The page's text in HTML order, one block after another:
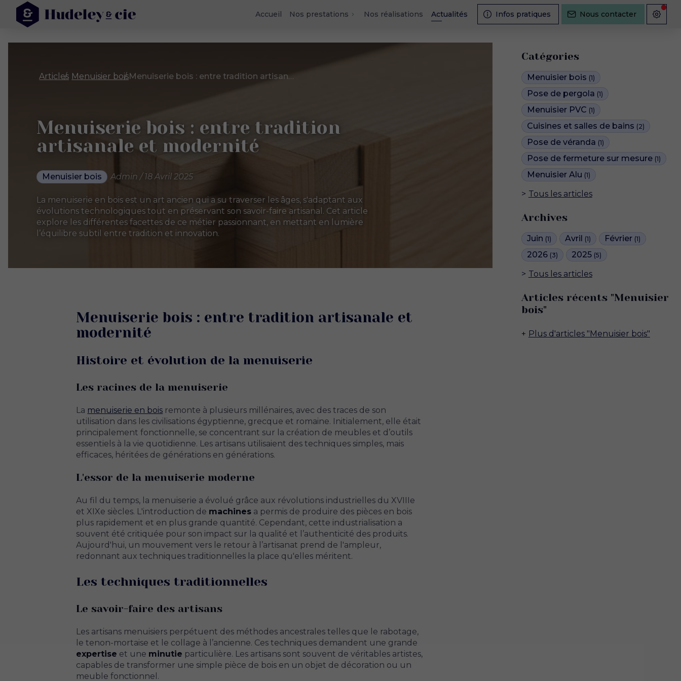
Accueil Nos prestations Nos réalisations Actualités Infos pratiques Nous contacter
Catégories
Menuisier bois (1)
Pose de pergola (1)
Menuisier PVC (1)
Cuisines et salles de bains (2)
Pose de véranda (1)
Pose de fermeture sur mesure (1)
Menuisier Alu (1)
Tous les articles
Archives
Juin (1) Avril (1) Février (1)
2026 (3) 2025 (5)
Tous les articles
Articles récents "Menuisier
bois"
Plus d'articles "Menuisier bois"
Articles Menuisier bois Menuiserie bois : entre tradition artisanale et modernité
Menuiserie bois : entre tradition
artisanale et modernité
Menuisier bois Admin / 18 Avril 2025
La menuiserie en bois est un art ancien qui a su traverser les âges, s'adaptant aux
évolutions technologiques tout en préservant son savoir-faire artisanal. Cet article
explore les différentes facettes de ce métier passionnant, en mettant en lumière
l’équilibre subtil entre tradition et innovation.
Menuiserie bois : entre tradition artisanale et
modernité
Histoire et évolution de la menuiserie
Les racines de la menuiserie
La menuiserie en bois remonte à plusieurs millénaires, avec des traces de son
utilisation dans les civilisations égyptienne, grecque et romaine. Initialement, elle était
principalement fonctionnelle, se concentrant sur la création de meubles et d’outils
essentiels à la vie quotidienne. Les artisans utilisaient des techniques simples, mais
efficaces, héritées de générations en générations.
L'essor de la menuiserie moderne
Au fil du temps, la menuiserie a évolué grâce aux révolutions industrielles du XVIIIe
et XIXe siècles. L'introduction de machines a permis de produire des pièces en bois
plus rapidement et en plus grande quantité. Cependant, cette industrialisation a
souvent été critiquée pour son impact sur la qualité et l’authenticité des produits.
Aujourd'hui, un mouvement vers le retour à l’artisanat prend de l'ampleur,
redonnant aux techniques traditionnelles la place qu'elles méritent.
Les techniques traditionnelles
Le savoir-faire des artisans
Les artisans menuisiers perpétuent des méthodes ancestrales telles que le rabotage,
le tenon-mortaise et le collage à l’ancienne. Ces techniques demandent une grande
expertise et une minutie particulière. Les artisans sont souvent de véritables artistes,
capables de transformer une simple pièce de bois en un objet de décoration ou un
meuble fonctionnel.